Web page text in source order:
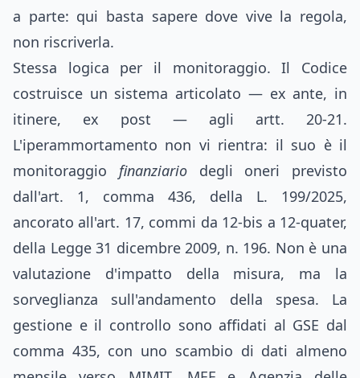
a parte: qui basta sapere dove vive la regola,
non riscriverla.
Stessa logica per il monitoraggio. Il Codice
costruisce un sistema articolato — ex ante, in
itinere, ex post — agli artt. 20-21.
L'iperammortamento non vi rientra: il suo è il
monitoraggio finanziariodegli oneri previsto
dall'art. 1, comma 436, della L. 199/2025,
ancorato all'art. 17, commi da 12-bis a 12-quater,
della Legge 31 dicembre 2009, n. 196. Non è una
valutazione d'impatto della misura, ma la
sorveglianza sull'andamento della spesa. La
gestione e il controllo sono affidati al GSE dal
comma 435, con uno scambio di dati almeno